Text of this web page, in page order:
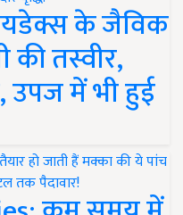
के जैविक
की तस्वीर,
में भी हुई